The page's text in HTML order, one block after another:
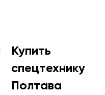
Купить
спецтехнику
Полтава